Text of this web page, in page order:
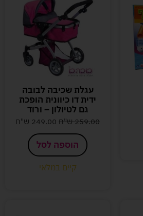
עגלת שכיבה לבובה
ידית דו כיוונית הופכת
גם לטיולון – ורוד
259.00 ש"ח 249.00 ש"ח
הוספה לסל
קיים במלאי